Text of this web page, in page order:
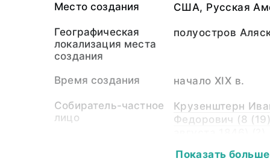
Место создания США, Русская
Географическая
локализация места
создания
полуостров
Время создания начало XIX в.
Собиратель-частное
лицо
Крузенштерн
Федорович (8
кожа, иглы
Показать больше